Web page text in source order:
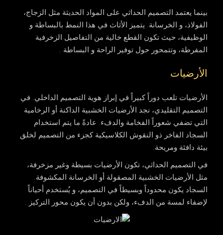
بينما يعتمد التصميم الحداثي على المواد الحديثة مثل الزجاج،
الفولاذ، و الخرسانة. يتميز الأثاث في هذا النمط بالبساطة و
الوظيفية، حيث تكون القطع خالية من التفاصيل الزخرفية
المفرطة، وتتمحور حول توفير الراحة و البساطة .
الأرضيات
الأرضيات تلعب دوراً كبيراً في إبراز هوية التصميم الداخلي. في
التصميم التقليدي، نجد الأرضيات الخشبية الداكنة أو الرخامية
التي تضفي شعوراً الفخامة والدفء. عادةً ما يتم استخدام
السجاد الفاخر ذو النقوش الكلاسيكية كجزء من التصميم لخلق
بيئة دافئة ومريحة.
في التصميم الحداثي، تكون الأرضيات بسيطة وغير مزخرفة،
مثل الأرضيات الخشبية المصقولة أو الخرسانة المكشوفة.
السجاد يكون محدوداً وبسيطاً في التصميم، و يُستخدم أحياناً
لإضفاء لمسة من الدفء، ولكن بدون أن يكون محور التركيز .